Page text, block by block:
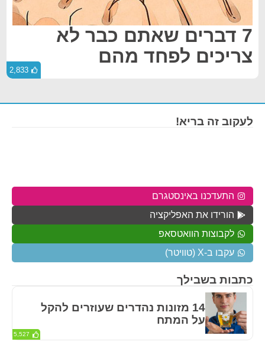
7 דברים שאתם כבר לא
צריכים לפחד מהם
2,833
כתבות בשבילך
14 מזונות נהדרים שעוזרים להקל
על המתח
5,527
לעקוב זה בריא!
התעדכנו באינסטגרם
הורידו את האפליקציה
לקבוצות הוואטסאפ
עקבו ב-X (טוויטר)